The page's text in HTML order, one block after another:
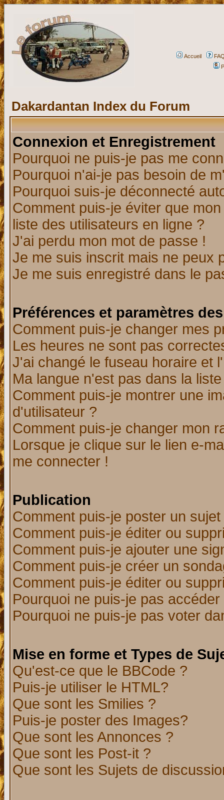
Accueil
Dakardantan Index du Forum
Connexion et Enregistrement
Pourquoi ne puis-je pas me
Pourquoi n'ai-je pas besoin de
Pourquoi suis-je déconnecté
Comment puis-je éviter que
liste des utilisateurs en ligne ?
J'ai perdu mon mot de passe !
Je me suis inscrit mais ne peux
Je me suis enregistré dans le
Préférences et paramètres
Comment puis-je changer mes
Les heures ne sont pas
J'ai changé le fuseau horaire et
Ma langue n'est pas dans la
Comment puis-je montrer une
d'utilisateur ?
Comment puis-je changer mon
Lorsque je clique sur le lien e-
me connecter !
Publication
Comment puis-je poster un
Comment puis-je éditer ou
Comment puis-je ajouter une
Comment puis-je créer un
Comment puis-je éditer ou
Pourquoi ne puis-je pas
Pourquoi ne puis-je pas voter
Mise en forme et Types de
Qu'est-ce que le BBCode ?
Puis-je utiliser le HTML?
Que sont les Smilies ?
Puis-je poster des Images?
Que sont les Annonces ?
Que sont les Post-it ?
Que sont les Sujets de